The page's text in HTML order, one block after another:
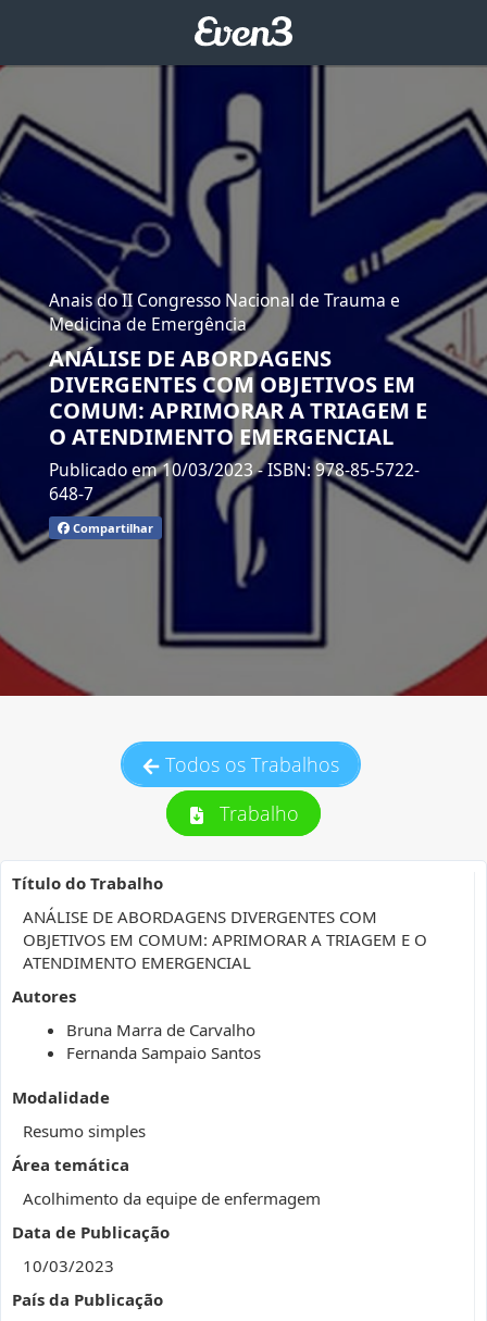
Anais do II Congresso Nacional de Trauma e
Medicina de Emergência
ANÁLISE DE ABORDAGENS
DIVERGENTES COM OBJETIVOS EM
COMUM: APRIMORAR A TRIAGEM E
O ATENDIMENTO EMERGENCIAL
Publicado em 10/03/2023- ISBN: 978-85-5722-
648-7
Compartilhar
Todos os Trabalhos
Trabalho
Título do Trabalho
ANÁLISE DE ABORDAGENS DIVERGENTES COM
OBJETIVOS EM COMUM: APRIMORAR A TRIAGEM E O
ATENDIMENTO EMERGENCIAL
Autores
Bruna Marra de Carvalho
Fernanda Sampaio Santos
Modalidade
Resumo simples
Área temática
Acolhimento da equipe de enfermagem
Data de Publicação
10/03/2023
País da Publicação